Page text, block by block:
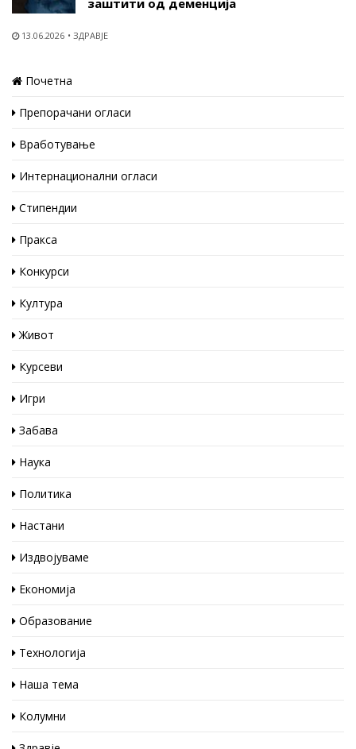
13.06.2026 ЗДРАВЈЕ
Почетна
Препорачани огласи
Вработување
Интернационални огласи
Стипендии
Пракса
Конкурси
Култура
Живот
Курсеви
Игри
Забава
Наука
Политика
Настани
Издвојуваме
Економија
Образование
Технологија
Наша тема
Колумни